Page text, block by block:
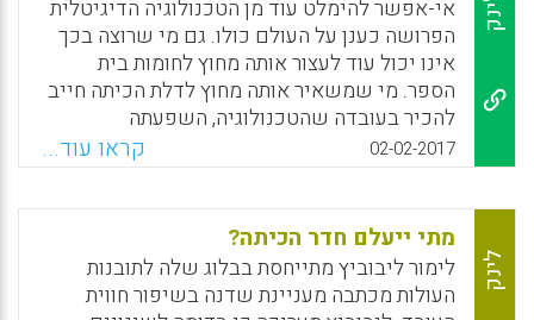
לינק
אי-אפשר להימלט עוד מן הטכנולוגיה הדיגיטלית
הפרושה כענן על העולם כולו. גם מי שרוצה בכך
אינו יכול עוד לעצור אותה מחוץ לחומות בית
הספר. מי שמשאיר אותה מחוץ לדלת הכיתה חייב
להכיר בעובדה שהטכנולוגיה, השפעתה
והשלכותיה כבר שם. מערכת החינוך עושה
מאמצים לעטוף את עצמה בטכנולוגיה. עדיין, רוב
רובה של המערכת נשארה כשהייתה. יש
המשתמשים בטכנולוגיה כקישוט, יש הרואים בה
מטרד שנכפה עליהם, ויש המאמצים אותה מתוך
אמונה ביכולתה לשנות, לשפר ולהיטיב את דרכי
ההוראה והלמידה. רוב המשתמשים בה דבקים
02-02-2017 קראו עוד...
לינק
מתי ייעלם חדר הכיתה?
לימור ליבוביץ מתייחסת בבלוג שלה לתובנות
העולות מכתבה מעניינת שדנה בשיפור חווית